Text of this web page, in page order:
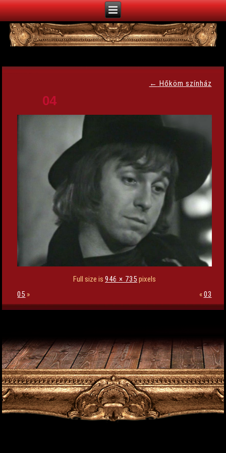
← Hőköm színház
04
Full size is 946 × 735 pixels
05 » «03